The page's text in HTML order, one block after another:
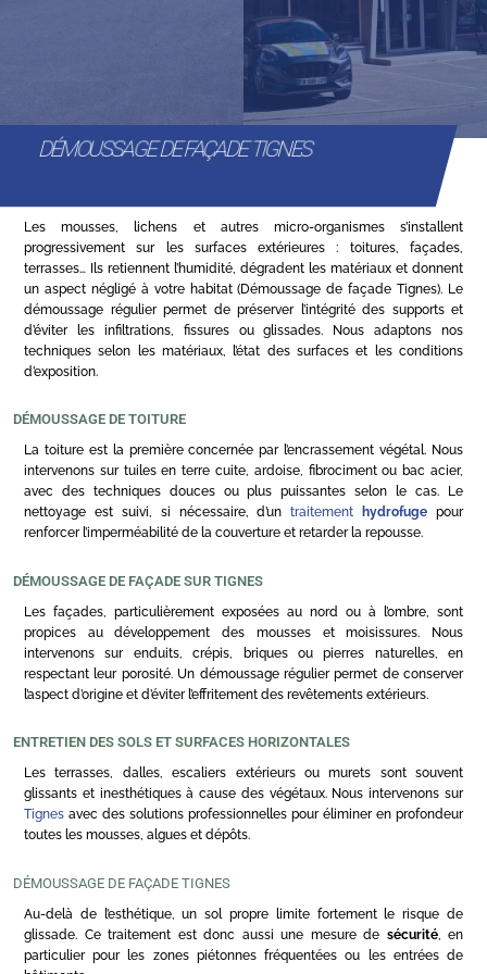
DÉMOUSSAGE DE FAÇADE TIGNES
Les mousses, lichens et autres micro-organismes s’installent
progressivement sur les surfaces extérieures : toitures, façades,
terrasses… Ils retiennent l’humidité, dégradent les matériaux et donnent
un aspect négligé à votre habitat (Démoussage de façade Tignes). Le
démoussage régulier permet de préserver l’intégrité des supports et
d’éviter les infiltrations, fissures ou glissades. Nous adaptons nos
techniques selon les matériaux, l’état des surfaces et les conditions
d’exposition.
DÉMOUSSAGE DE TOITURE
La toiture est la première concernée par l’encrassement végétal. Nous
intervenons sur tuiles en terre cuite, ardoise, fibrociment ou bac acier,
avec des techniques douces ou plus puissantes selon le cas. Le
nettoyage est suivi, si nécessaire, d’untraitement hydrofuge pour
renforcer l’imperméabilité de la couverture et retarder la repousse.
DÉMOUSSAGE DE FAÇADE SUR TIGNES
Les façades, particulièrement exposées au nord ou à l’ombre, sont
propices au développement des mousses et moisissures. Nous
intervenons sur enduits, crépis, briques ou pierres naturelles, en
respectant leur porosité. Un démoussage régulier permet de conserver
l’aspect d’origine et d’éviter l’effritement des revêtements extérieurs.
ENTRETIEN DES SOLS ET SURFACES HORIZONTALES
Les terrasses, dalles, escaliers extérieurs ou murets sont souvent
glissants et inesthétiques à cause des végétaux. Nous intervenons sur
Tignes avec des solutions professionnelles pour éliminer en profondeur
toutes les mousses, algues et dépôts.
DÉMOUSSAGE DE FAÇADE TIGNES
Au-delà de l’esthétique, un sol propre limite fortement le risque de
glissade. Ce traitement est donc aussi une mesure de sécurité, en
particulier pour les zones piétonnes fréquentées ou les entrées de